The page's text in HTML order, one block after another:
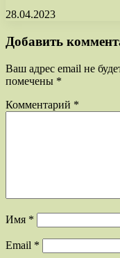
28.04.2023
Добавить
Ваш адрес email не
помечены *
Комментарий *
Имя *
Email *